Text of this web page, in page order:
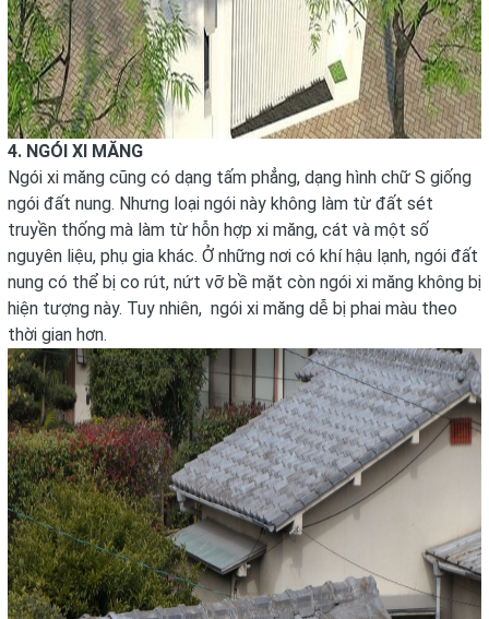
4. NGÓI XI MĂNG
Ngói xi măng cũng có dạng tấm phẳng, dạng hình chữ S giống
ngói đất nung. Nhưng loại ngói này không làm từ đất sét
truyền thống mà làm từ hỗn hợp xi măng, cát và một số
nguyên liệu, phụ gia khác. Ở những nơi có khí hậu lạnh, ngói đất
nung có thể bị co rút, nứt vỡ bề mặt còn ngói xi măng không bị
hiện tượng này. Tuy nhiên, ngói xi măng dễ bị phai màu theo
thời gian hơn.